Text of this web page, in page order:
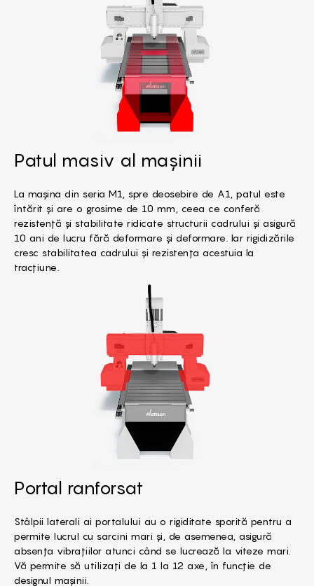
Patul masiv al mașinii
La mașina din seria M1, spre deosebire de A1, patul este
întărit și are o grosime de 10 mm, ceea ce conferă
rezistență și stabilitate ridicate structurii cadrului și asigură
10 ani de lucru fără deformare și deformare. Iar rigidizările
cresc stabilitatea cadrului și rezistența acestuia la
tracțiune.
Portal ranforsat
Stâlpii laterali ai portalului au o rigiditate sporită pentru a
permite lucrul cu sarcini mari și, de asemenea, asigură
absența vibrațiilor atunci când se lucrează la viteze mari.
Vă permite să utilizați de la 1 la 12 axe, în funcție de
designul mașinii.